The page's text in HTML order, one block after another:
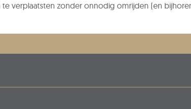
verplaatsten zonder onnodig omrijden (en